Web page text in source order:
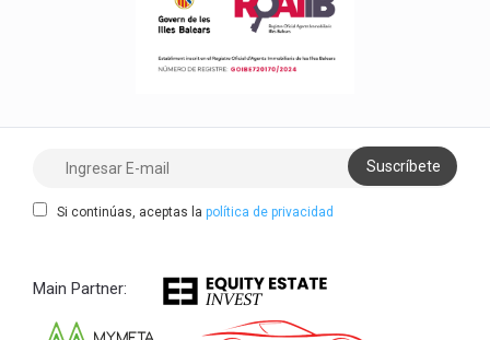
Si continúas, aceptas la política de privacidad
Main Partner: